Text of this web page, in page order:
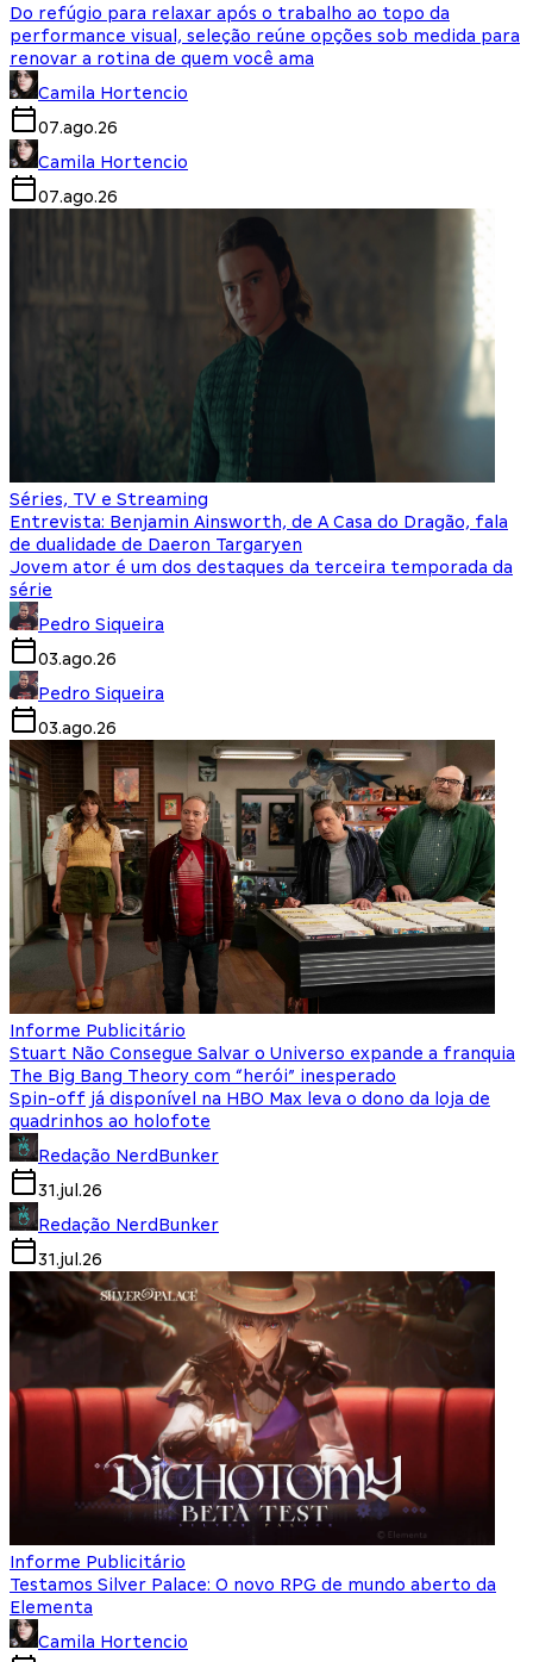
Do refúgio para relaxar após o trabalho ao topo da
performance visual, seleção reúne opções sob medida para
renovar a rotina de quem você ama
Camila Hortencio
07.ago.26
Camila Hortencio
07.ago.26
Séries, TV e Streaming
Entrevista: Benjamin Ainsworth, de A Casa do Dragão, fala
de dualidade de Daeron Targaryen
Jovem ator é um dos destaques da terceira temporada da
série
Pedro Siqueira
03.ago.26
Pedro Siqueira
03.ago.26
Informe Publicitário
Stuart Não Consegue Salvar o Universo expande a franquia
The Big Bang Theory com “herói” inesperado
Spin-off já disponível na HBO Max leva o dono da loja de
quadrinhos ao holofote
Redação NerdBunker
31.jul.26
Redação NerdBunker
31.jul.26
Informe Publicitário
Testamos Silver Palace: O novo RPG de mundo aberto da
Elementa
Camila Hortencio